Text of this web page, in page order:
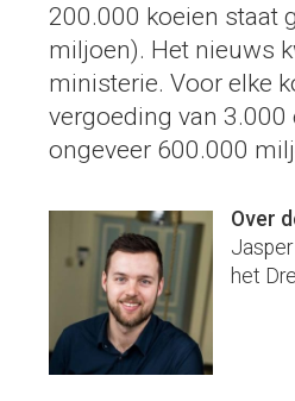
200.000 koeien staat
miljoen). Het nieuws
ministerie. Voor elke
vergoeding van 3.000
ongeveer 600.000
Over
het